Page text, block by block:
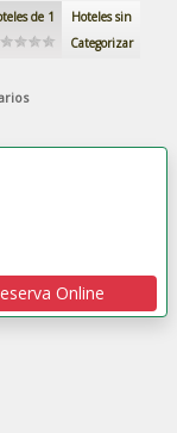
de 1
Hoteles sin
Categorizar
Online